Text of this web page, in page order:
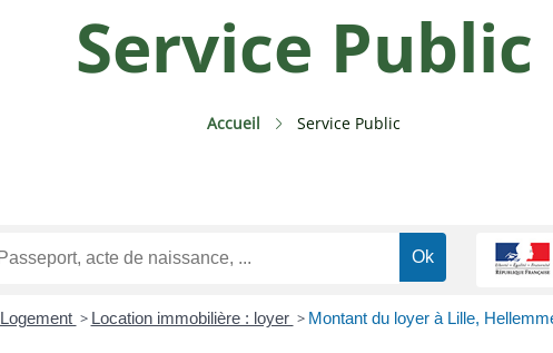
Service Public
Accueil Service Public
Logement > Location immobilière : loyer > Montant du loyer à Lille,